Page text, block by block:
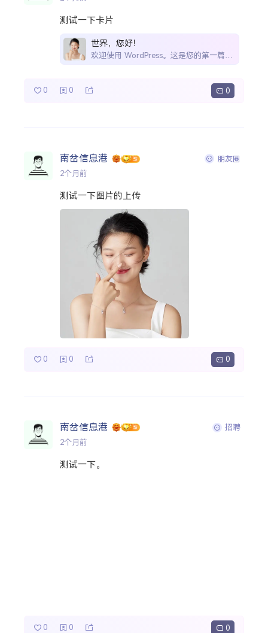
测试一下卡片
世界，您好！
欢迎使用 WordPress。这是您的第一篇文章。编辑或删除它，然后开始写作吧！
0 0 0
南岔信息港
朋友圈
2个月前
测试一下图片的上传
0 0 0
南岔信息港
招聘
2个月前
测试一下。
0 0 0